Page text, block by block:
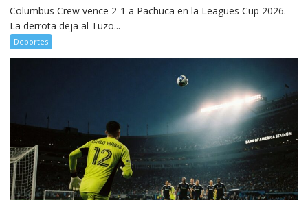
Columbus Crew vence 2-1 a Pachuca en la Leagues Cup 2026.
La derrota deja al Tuzo...
Deportes